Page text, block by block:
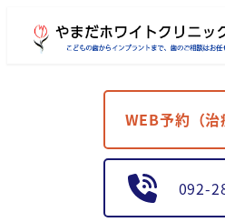
WEB予約（治
092-